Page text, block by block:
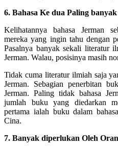
6. Bahasa Ke dua Paling
Kelihatannya bahasa Jerman
mereka yang ingin tahu dengan
Pasalnya banyak sekali literatur
Jerman. Walau, posisinya masih
Tidak cuma literatur ilmiah saja
Jerman. Sebagian penerbitan
Jerman. Paling tidak bahasa
jumlah buku yang diedarkan
pertama ialah buku dalam
Cina.
7. Banyak diperlukan Oleh